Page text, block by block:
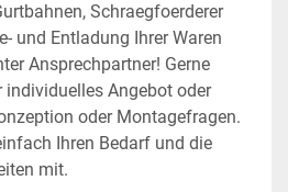
Schraegfoerderer
und Entladung Ihrer Waren
Ansprechpartner! Gerne
individuelles Angebot oder
oder Montagefragen.
Ihren Bedarf und die
mit.